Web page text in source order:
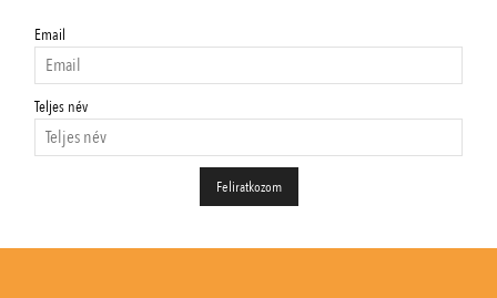
Email
Teljes név